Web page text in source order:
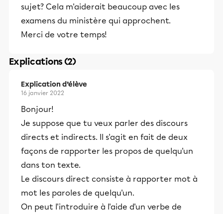
sujet? Cela m'aiderait beaucoup avec les
examens du ministère qui approchent.
Merci de votre temps!
Explications (2)
Explication d’élève
16 janvier 2022
Bonjour!
Je suppose que tu veux parler des discours
directs et indirects. Il s'agit en fait de deux
façons de rapporter les propos de quelqu'un
dans ton texte.
Le discours direct consiste à rapporter mot à
mot les paroles de quelqu'un.
On peut l'introduire à l'aide d'un verbe de